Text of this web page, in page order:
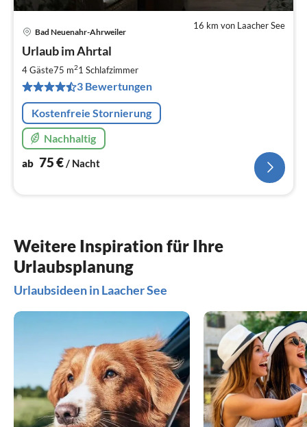
16 km von Laacher See
Bad Neuenahr-Ahrweiler
Urlaub im Ahrtal
4 Gäste75 m21 Schlafzimmer
3 Bewertungen
Kostenfreie Stornierung
Nachhaltig
ab 75€ / Nacht
Weitere Inspiration für Ihre
Urlaubsplanung
Urlaubsideen in Laacher See